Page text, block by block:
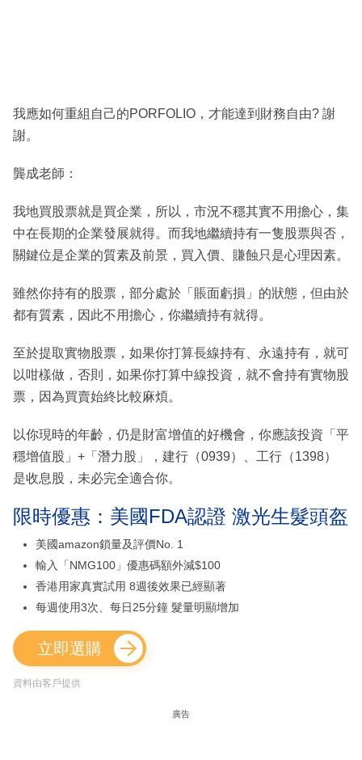
我應如何重組自己的PORFOLIO，才能達到財務自由? 謝
謝。
龔成老師：
我地買股票就是買企業，所以，市況不穩其實不用擔心，集
中在長期的企業發展就得。而我地繼續持有一隻股票與否，
關鍵位是企業的質素及前景，買入價、賺蝕只是心理因素。
雖然你持有的股票，部分處於「賬面虧損」的狀態，但由於
都有質素，因此不用擔心，你繼續持有就得。
至於提取實物股票，如果你打算長線持有、永遠持有，就可
以咁樣做，否則，如果你打算中線投資，就不會持有實物股
票，因為買賣始終比較麻煩。
以你現時的年齡，仍是財富增值的好機會，你應該投資「平
穩增值股」+「潛力股」，建行（0939）、工行（1398）
是收息股，未必完全適合你。
限時優惠：美國FDA認證 激光生髮頭盔
美國amazon鎖量及評價No. 1
輸入「NMG100」優惠碼額外減$100
香港用家真實試用 8週後效果已經顯著
每週使用3次、每日25分鐘 髮量明顯增加
立即選購
資料由客戶提供
廣告